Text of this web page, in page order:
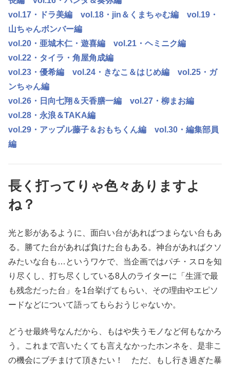
vol.17・ドラ美編 vol.18・jin＆くまちゃむ編 vol.19・
山ちゃんボンバー編
vol.20・亜城木仁・遊喜編 vol.21・ヘミニク編
vol.22・タイラ・角屋角成編
vol.23・優希編 vol.24・きなこ＆はじめ編 vol.25・ガ
ンちゃん編
vol.26・日向七翔＆天香膳一編 vol.27・柳まお編
vol.28・永浪＆TAKA編
vol.29・アップル藤子＆おもちくん編 vol.30・編集部員
編
長く打ってりゃ色々ありますよ
ね？
光と影があるように、面白い台があればつまらない台もあ
る。勝てた台があれば負けた台もある。神台があればクソ
みたいな台も…というワケで、当企画ではパチ・スロを知
り尽くし、打ち尽くしている8人のライターに「生涯で最
も残念だった台」を1台挙げてもらい、その理由やエピソ
ードなどについて語ってもらおうじゃないか。
どうせ最終号なんだから、もはや失うモノなど何もなかろ
う。これまで言いたくても言えなかったホンネを、是非こ
の機会にブチまけて頂きたい！ ただ、もし行き過ぎた暴